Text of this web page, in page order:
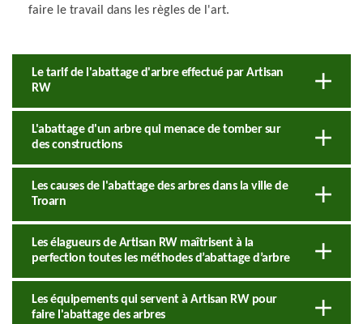
faire le travail dans les règles de l'art.
Le tarif de l'abattage d'arbre effectué par Artisan
RW
L'abattage d'un arbre qui menace de tomber sur
des constructions
Les causes de l'abattage des arbres dans la ville de
Troarn
Les élagueurs de Artisan RW maîtrisent à la
perfection toutes les méthodes d’abattage d’arbre
Les équipements qui servent à Artisan RW pour
faire l'abattage des arbres